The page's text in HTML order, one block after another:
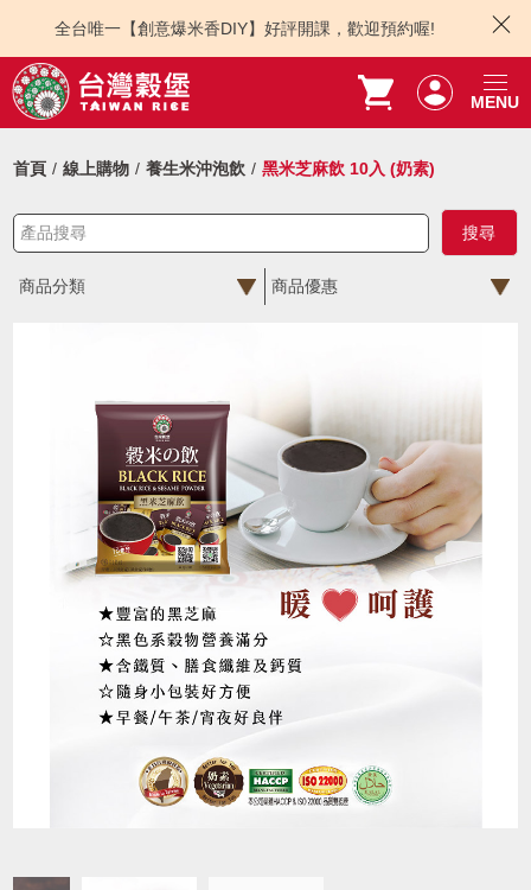
全台唯一【創意爆米香DIY】好評開課，歡迎預約喔!
MENU
首頁 線上購物 養生米沖泡飲 黑米芝麻飲 10入 (奶素)
商品分類 商品優惠